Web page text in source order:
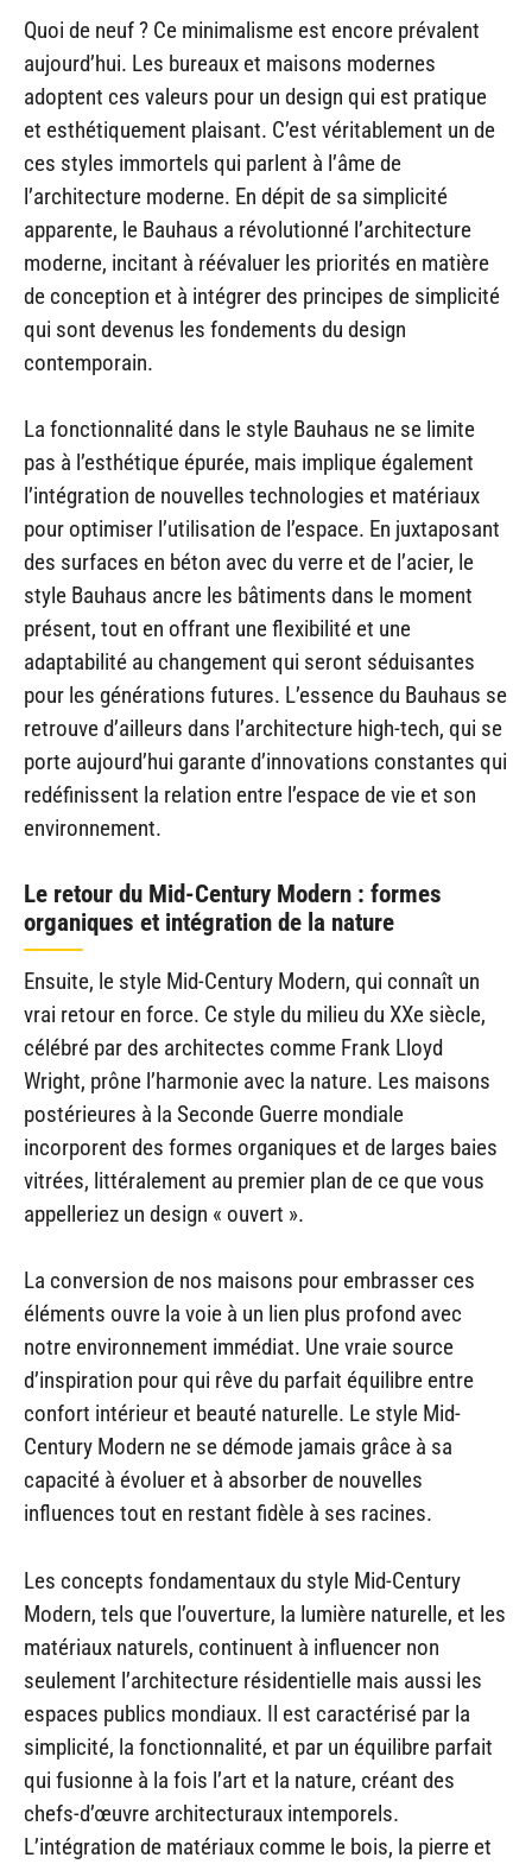
Quoi de neuf ? Ce minimalisme est encore prévalent
aujourd’hui. Les bureaux et maisons modernes
adoptent ces valeurs pour un design qui est pratique
et esthétiquement plaisant. C’est véritablement un de
ces styles immortels qui parlent à l’âme de
l’architecture moderne. En dépit de sa simplicité
apparente, le Bauhaus a révolutionné l’architecture
moderne, incitant à réévaluer les priorités en matière
de conception et à intégrer des principes de simplicité
qui sont devenus les fondements du design
contemporain.
La fonctionnalité dans le style Bauhaus ne se limite
pas à l’esthétique épurée, mais implique également
l’intégration de nouvelles technologies et matériaux
pour optimiser l’utilisation de l’espace. En juxtaposant
des surfaces en béton avec du verre et de l’acier, le
style Bauhaus ancre les bâtiments dans le moment
présent, tout en offrant une flexibilité et une
adaptabilité au changement qui seront séduisantes
pour les générations futures. L’essence du Bauhaus se
retrouve d’ailleurs dans l’architecture high-tech, qui se
porte aujourd’hui garante d’innovations constantes qui
redéfinissent la relation entre l’espace de vie et son
environnement.
Le retour du Mid-Century Modern : formes
organiques et intégration de la nature
Ensuite, le style Mid-Century Modern, qui connaît un
vrai retour en force. Ce style du milieu du XXe siècle,
célébré par des architectes comme Frank Lloyd
Wright, prône l’harmonie avec la nature. Les maisons
postérieures à la Seconde Guerre mondiale
incorporent des formes organiques et de larges baies
vitrées, littéralement au premier plan de ce que vous
appelleriez un design « ouvert ».
La conversion de nos maisons pour embrasser ces
éléments ouvre la voie à un lien plus profond avec
notre environnement immédiat. Une vraie source
d’inspiration pour qui rêve du parfait équilibre entre
confort intérieur et beauté naturelle. Le style Mid-
Century Modern ne se démode jamais grâce à sa
capacité à évoluer et à absorber de nouvelles
influences tout en restant fidèle à ses racines.
Les concepts fondamentaux du style Mid-Century
Modern, tels que l’ouverture, la lumière naturelle, et les
matériaux naturels, continuent à influencer non
seulement l’architecture résidentielle mais aussi les
espaces publics mondiaux. Il est caractérisé par la
simplicité, la fonctionnalité, et par un équilibre parfait
qui fusionne à la fois l’art et la nature, créant des
chefs-d’œuvre architecturaux intemporels.
L’intégration de matériaux comme le bois, la pierre et